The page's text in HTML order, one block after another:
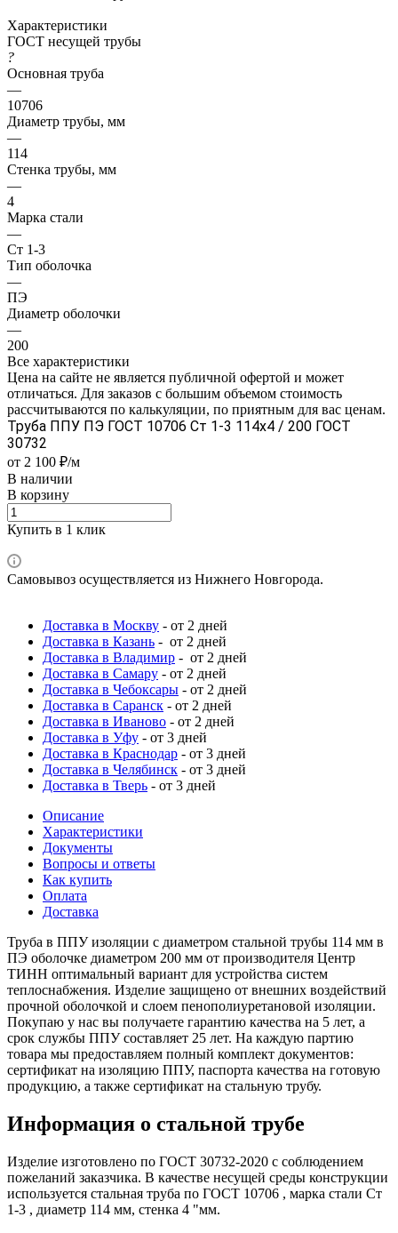
Характеристики
ГОСТ несущей трубы
?
Основная труба
—
10706
Диаметр трубы, мм
—
114
Стенка трубы, мм
—
4
Марка стали
—
Ст 1-3
Тип оболочка
—
ПЭ
Диаметр оболочки
—
200
Все характеристики
Цена на сайте не является публичной офертой и может
отличаться. Для заказов с большим объемом стоимость
рассчитываются по калькуляции, по приятным для вас ценам.
Труба ППУ ПЭ ГОСТ 10706 Ст 1-3 114x4 / 200 ГОСТ
30732
от 2 100 ₽/м
В наличии
В корзину
Купить в 1 клик
Самовывоз осуществляется из Нижнего Новгорода.
Доставка в Москву - от 2 дней
Доставка в Казань - от 2 дней
Доставка в Владимир - от 2 дней
Доставка в Самару - от 2 дней
Доставка в Чебоксары - от 2 дней
Доставка в Саранск - от 2 дней
Доставка в Иваново - от 2 дней
Доставка в Уфу - от 3 дней
Доставка в Краснодар - от 3 дней
Доставка в Челябинск - от 3 дней
Доставка в Тверь - от 3 дней
Описание
Характеристики
Документы
Вопросы и ответы
Как купить
Оплата
Доставка
Труба в ППУ изоляции с диаметром стальной трубы 114 мм в
ПЭ оболочке диаметром 200 мм от производителя Центр
ТИНН оптимальный вариант для устройства систем
теплоснабжения. Изделие защищено от внешних воздействий
прочной оболочкой и слоем пенополиуретановой изоляции.
Покупаю у нас вы получаете гарантию качества на 5 лет, а
срок службы ППУ составляет 25 лет. На каждую партию
товара мы предоставляем полный комплект документов:
сертификат на изоляцию ППУ, паспорта качества на готовую
продукцию, а также сертификат на стальную трубу.
Информация о стальной трубе
Изделие изготовлено по ГОСТ 30732-2020 с соблюдением
пожеланий заказчика. В качестве несущей среды конструкции
используется стальная труба по ГОСТ 10706 , марка стали Ст
1-3 , диаметр 114 мм, стенка 4 "мм.